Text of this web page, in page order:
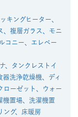
キングヒーター、
、複層ガラス、モニ
コニー、エレベー
、タンクレストイ
洗浄乾燥機、ディ
ローゼット、ウォー
機置場、洗濯機置
ング、床暖房